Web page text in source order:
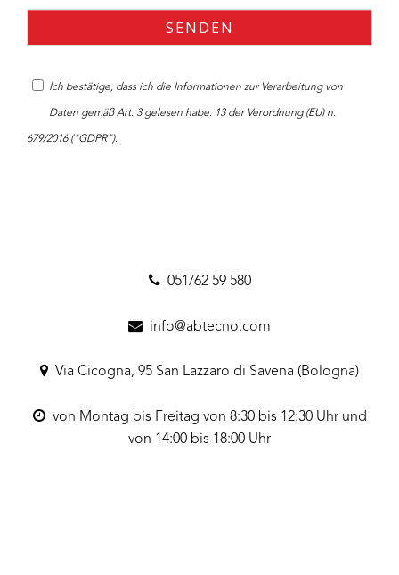
Ich bestätige, dass ich die Informationen zur Verarbeitung von
Daten gemäß Art. 3 gelesen habe. 13 der Verordnung (EU) n.
679/2016 ("GDPR").
051/62 59 580
info@abtecno.com
Via Cicogna, 95 San Lazzaro di Savena (Bologna)
von Montag bis Freitag von 8:30 bis 12:30 Uhr und
von 14:00 bis 18:00 Uhr